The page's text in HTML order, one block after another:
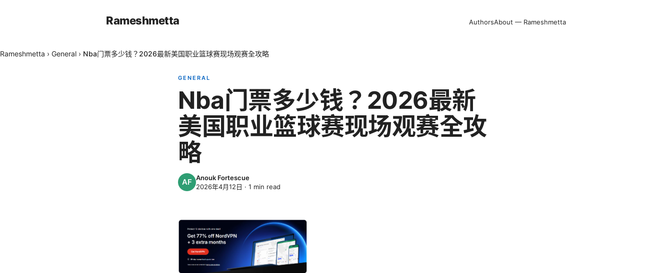
Rameshmetta AuthorsAbout — Rameshmetta
Rameshmetta › General › Nba门票多少钱？2026最新美国职业篮球赛现场观赛全攻略
GENERAL
Nba门票多少钱？2026最新
美国职业篮球赛现场观赛全攻
略
Anouk Fortescue
2026年4月12日 · 1 min read